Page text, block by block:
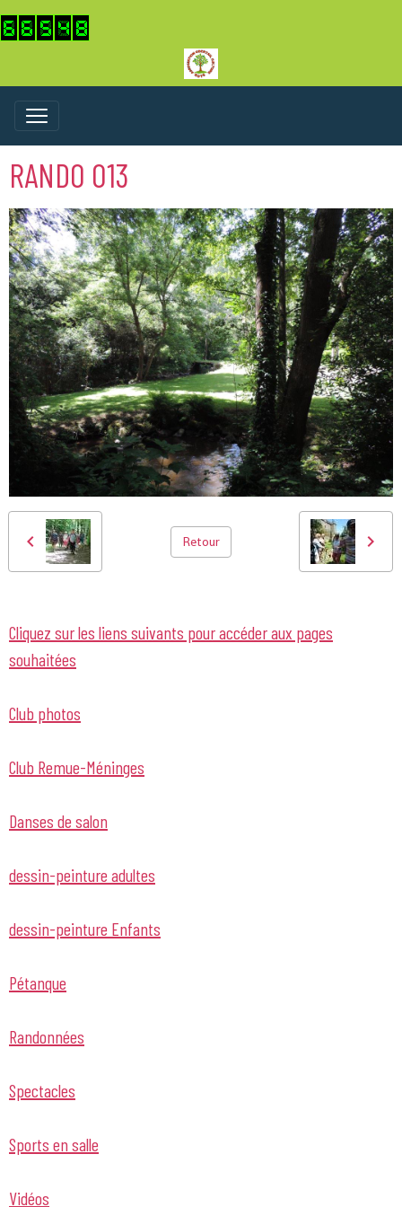
RANDO 013
Retour
Cliquez sur les liens suivants pour accéder aux pages
souhaitées
Club photos
Club Remue-Méninges
Danses de salon
dessin-peinture adultes
dessin-peinture Enfants
Pétanque
Randonnées
Spectacles
Sports en salle
Vidéos